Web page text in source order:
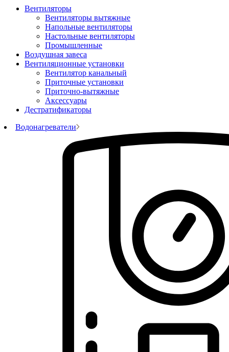
Вентиляторы
Вентиляторы вытяжные
Напольные вентиляторы
Настольные вентиляторы
Промышленные
Воздушная завеса
Вентиляционные установки
Вентилятор канальный
Приточные установки
Приточно-вытяжные
Аксессуары
Дестратификаторы
Водонагреватели